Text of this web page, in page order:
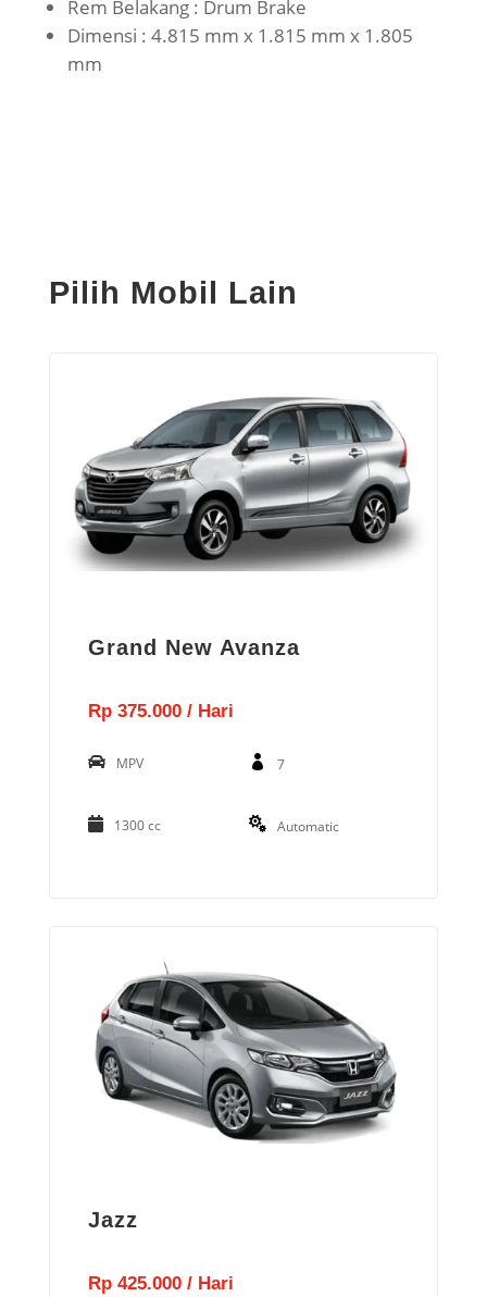
Rem Belakang : Drum Brake
Dimensi : 4.815 mm x 1.815 mm x 1.805
mm
Pilih Mobil Lain
Grand New Avanza
Rp 375.000 / Hari
MPV 7
1300 cc Automatic
Jazz
Rp 425.000 / Hari